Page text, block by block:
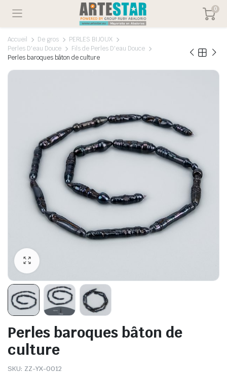
0
Accueil De gros
PERLES BIJOUX
Perles D'eau Douce
Fils de Perles D'eau Douce
Perles baroques bâton de culture
Perles baroques bâton de
culture
SKU: ZZ-YX-0012